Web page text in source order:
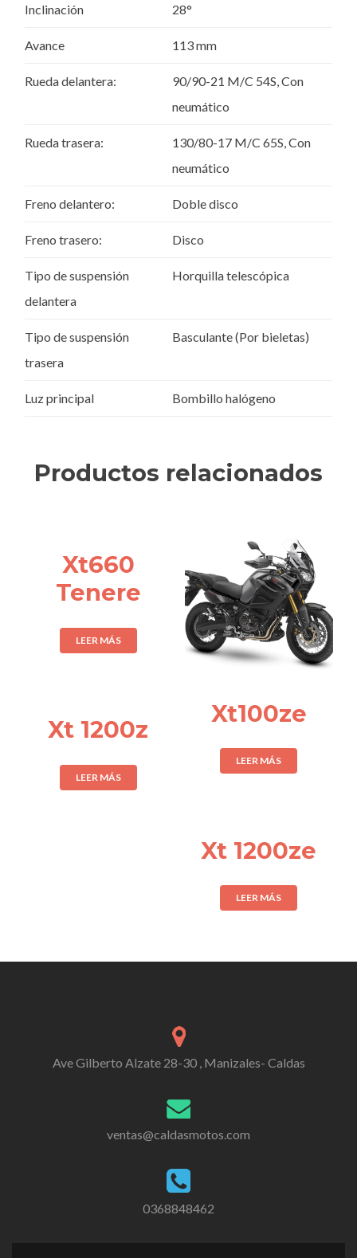
Inclinación 28°
Avance 113 mm
Rueda delantera:
90/90-21 M/C 54S, Con
neumático
Rueda trasera:
130/80-17 M/C 65S, Con
neumático
Freno delantero: Doble disco
Freno trasero: Disco
Tipo de suspensión
delantera
Horquilla telescópica
Tipo de suspensión
trasera
Basculante (Por bieletas)
Luz principal Bombillo halógeno
Productos relacionados
Xt660
Tenere
LEER MÁS
Xt100ze
LEER MÁS
Xt 1200z
LEER MÁS
Xt 1200ze
LEER MÁS
Ave Gilberto Alzate 28-30 , Manizales- Caldas
ventas@caldasmotos.com
0368848462